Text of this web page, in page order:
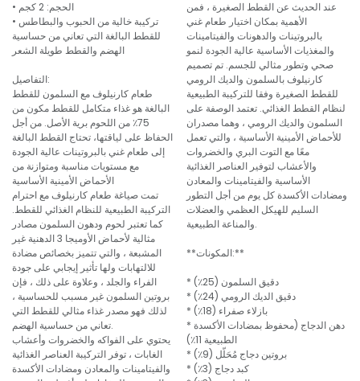
• الحجم: 2 كجم
• تركيبة خالية من الحبوب والبطاطس
للقطط البالغة التي تعاني من حساسية
الهضم والقطط طويلة الشعر
التفاصيل:
طعام كارنيلوف مع السلمون للقطط
البالغة هو غذاء متكامل للقطط مكون من
75٪ من اللحوم برية الأصل. من أجل
الحفاظ على لياقتها، تحتاج القطط البالغة
إلى طعام غني بالبروتينات عالية الجودة
مع مستويات مناسبة ومتوازنة من
الأحماض الأمينية الأساسية
تمت صياغة طعام كارنيلوف مع احترام
التركيبة الطبيعية للنظام الغذائي للقطط.
كما تعتبر لحوم ودهون السلمون مصادر
مثالية لأحماض الأوميجا 3 الدهنية غير
المشبعة ، والتي تتميز بخصائص مضادة
للالتهابات ولها تأثير إيجابي على جودة
الفراء والجلد ، وعلاوة على ذلك ، فإن
بروتين السلمون غير مسبب للحساسية ،
لذلك فهو مصدر غذاء مثالي للقطط التي
تعاني من حساسية الهضم.
يحتوي على الفواكه والخضروات وأعشاب
الغابات ، توفر التركيبة العناصر الغذائية
والفيتامينات والمعادن ومضادات الأكسدة
عند الحديث عن القطط الصغيرة ، فمن
الأهمية بمكان اختيار طعام غني
بالبروتينات والدهونات والفيتامينات
والمغذيات الأساسية عالية الجودة لنمو
صحي وتطور مثالي للجسم. تم تصميم
كارنيلوف بالسلمون والديك الرومي
للقطط الصغيرة وفقا للتركيبة الطبيعية
لنظام القطط الغذائي. تعتمد الوصفة على
السلمون والديك الرومي ، وهما مصدران
للأحماض الأمينية الأساسية ، والتي تعمل
معًا مع التوت البري والخضروات
والأعشاب لتوفير العناصر الغذائية
الأساسية والفيتامينات والمعادن
ومضادات الأكسدة كل يوم من أجل التطور
السليم للهيكل العظمي والعضلات
والمناعة الطبيعية.
**المكونات:**
* دقيق السلمون (25٪)
* دقيق الديك الرومي (24٪)
* بازلاء صفراء (18٪)
* دهن الدجاج (محفوظ بمضادات الأكسدة
الطبيعية 11٪)
* بروتين دجاج مُحَلّل (9٪)
* كبد دجاج (3٪)